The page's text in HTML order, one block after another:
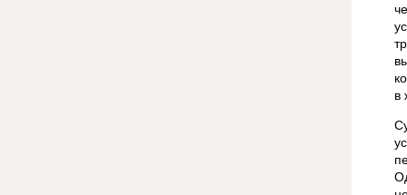
в